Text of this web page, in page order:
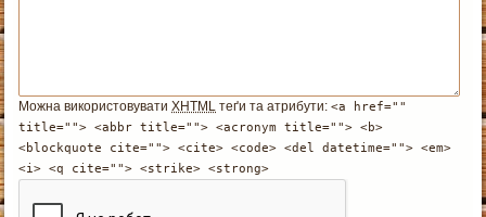
Можна використовуватиXHTML теґи та атрибути:<a href=""
title=""> <abbr title=""> <acronym title=""> <b>
<blockquote cite=""> <cite> <code> <del datetime=""> <em>
<i> <q cite=""> <strike> <strong>